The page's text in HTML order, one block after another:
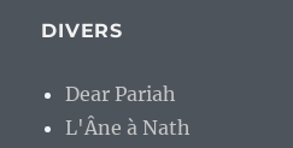
DIVERS
Dear Pariah
L'Âne à Nath